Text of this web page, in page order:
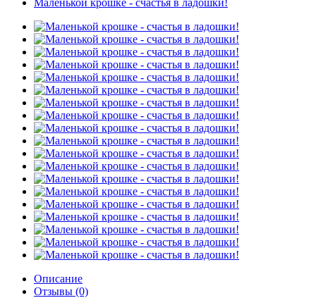
Маленькой крошке - счастья в ладошки!
Описание
Отзывы (0)